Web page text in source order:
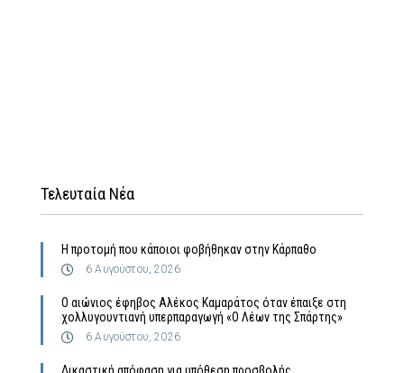
Τελευταία Νέα
Η προτομή που κάποιοι φοβήθηκαν στην Κάρπαθο
6 Αυγούστου, 2026
Ο αιώνιος έφηβος Αλέκος Καμαράτος όταν έπαιξε στη
χολλυγουντιανή υπερπαραγωγή «Ο Λέων της Σπάρτης»
6 Αυγούστου, 2026
Δικαστική απόφαση για υπόθεση προσβολής